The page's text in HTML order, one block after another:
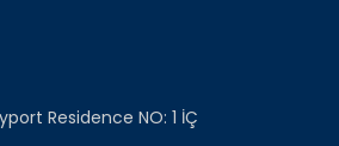
Residence NO: 1 İÇ